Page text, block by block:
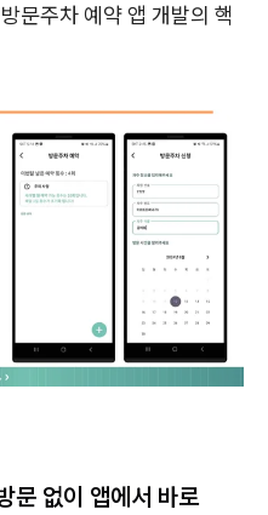
문주차 예약 앱 개발의 핵
문 없이 앱에서 바로